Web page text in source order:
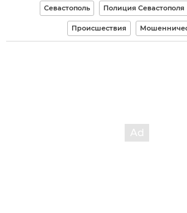
Севастополь Полиция Севастополя
Происшествия